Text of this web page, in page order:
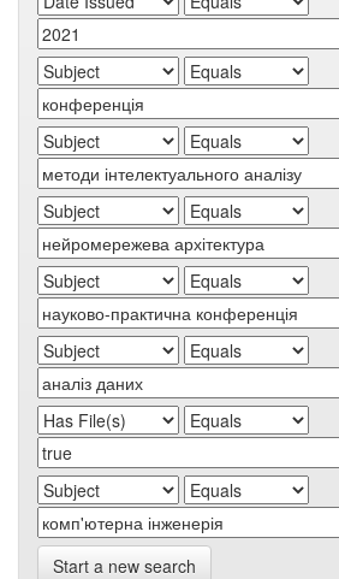
Start a new search